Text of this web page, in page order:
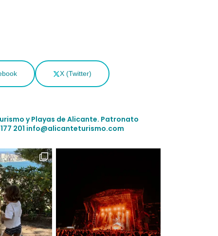
X (Twitter)
y Playas de Alicante. Patronato
201 info@alicanteturismo.com